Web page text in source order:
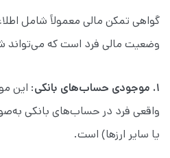
گواهی تمکن مالی معمولاً شامل
وضعیت مالی فرد است که می‌تواند
۱. موجودی حساب‌های بانکی
: این
واقعی فرد در حساب‌های بانکی
یا سایر ارزها) است.